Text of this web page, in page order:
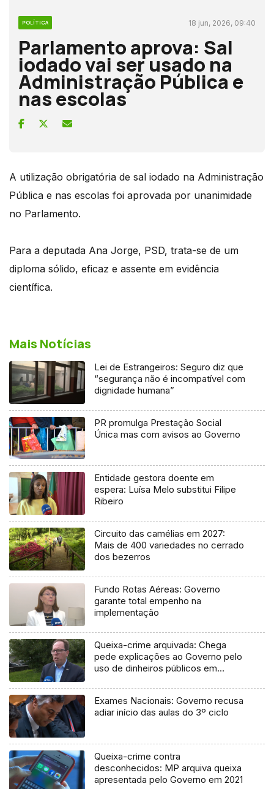
POLÍTICA 18 jun, 2026, 09:40
Parlamento aprova: Sal
iodado vai ser usado na
Administração Pública e
nas escolas
A utilização obrigatória de sal iodado na Administração
Pública e nas escolas foi aprovada por unanimidade
no Parlamento.
Para a deputada Ana Jorge, PSD, trata-se de um
diploma sólido, eficaz e assente em evidência
científica.
Mais Notícias
Lei de Estrangeiros: Seguro diz que
“segurança não é incompatível com
dignidade humana”
PR promulga Prestação Social
Única mas com avisos ao Governo
Entidade gestora doente em
espera: Luísa Melo substitui Filipe
Ribeiro
Circuito das camélias em 2027:
Mais de 400 variedades no cerrado
dos bezerros
Fundo Rotas Aéreas: Governo
garante total empenho na
implementação
Queixa-crime arquivada: Chega
pede explicações ao Governo pelo
uso de dinheiros públicos em
Exames Nacionais: Governo recusa
adiar início das aulas do 3º ciclo
Queixa-crime contra
desconhecidos: MP arquiva queixa
apresentada pelo Governo em 2021